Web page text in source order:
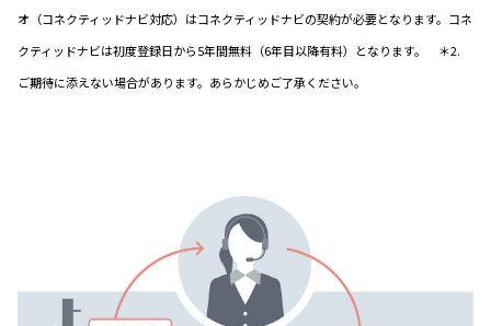
オ（コネクティッドナビ対応）はコネクティッドナビの契約が必要となります。コネ
クティッドナビは初度登録日から5年間無料（6年目以降有料）となります。 ＊2.
ご期待に添えない場合があります。あらかじめご了承ください。